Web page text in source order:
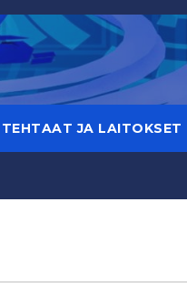
TEHTAAT JA LAITOKSET